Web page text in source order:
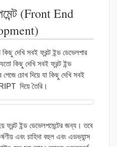
(Front End
দেখি সবই ফ্রন্ট ইন্ড ডেভেলপার
কিছু দেখি সবই ফ্রন্ট ইন্ড
চোখ দিয়ে যা কিছু দেখি সবই
দিয়ে তৈরি।
ইন্ড ডেভেলপমেন্টের জন্য। তবে
এবং চাহিদা বহুল এবং এডভ্যান্স